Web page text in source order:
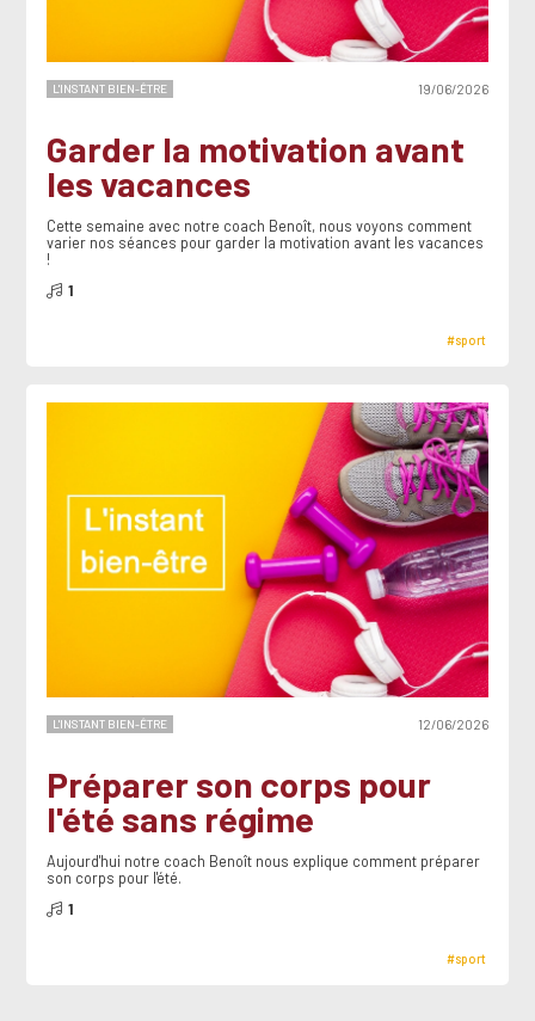
L'INSTANT BIEN-ÊTRE 19/06/2026
Garder la motivation avant
les vacances
Cette semaine avec notre coach Benoît, nous voyons comment
varier nos séances pour garder la motivation avant les vacances
!
1
#sport
L'INSTANT BIEN-ÊTRE 12/06/2026
Préparer son corps pour
l'été sans régime
Aujourd'hui notre coach Benoît nous explique comment préparer
son corps pour l'été.
1
#sport